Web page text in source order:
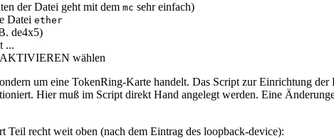
der Datei geht mit dem mc sehr einfach)
Datei ether
de4x5)
...
AKTIVIEREN wählen
um eine TokenRing-Karte handelt. Das Script zur Einrichtung der
Hier muß im Script direkt Hand angelegt werden. Eine
recht weit oben (nach dem Eintrag des loopback-device):